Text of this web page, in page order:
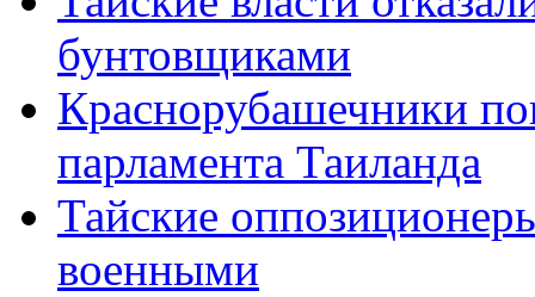
бунтовщиками
Краснорубашечники
парламента Таиланда
Тайские
военными